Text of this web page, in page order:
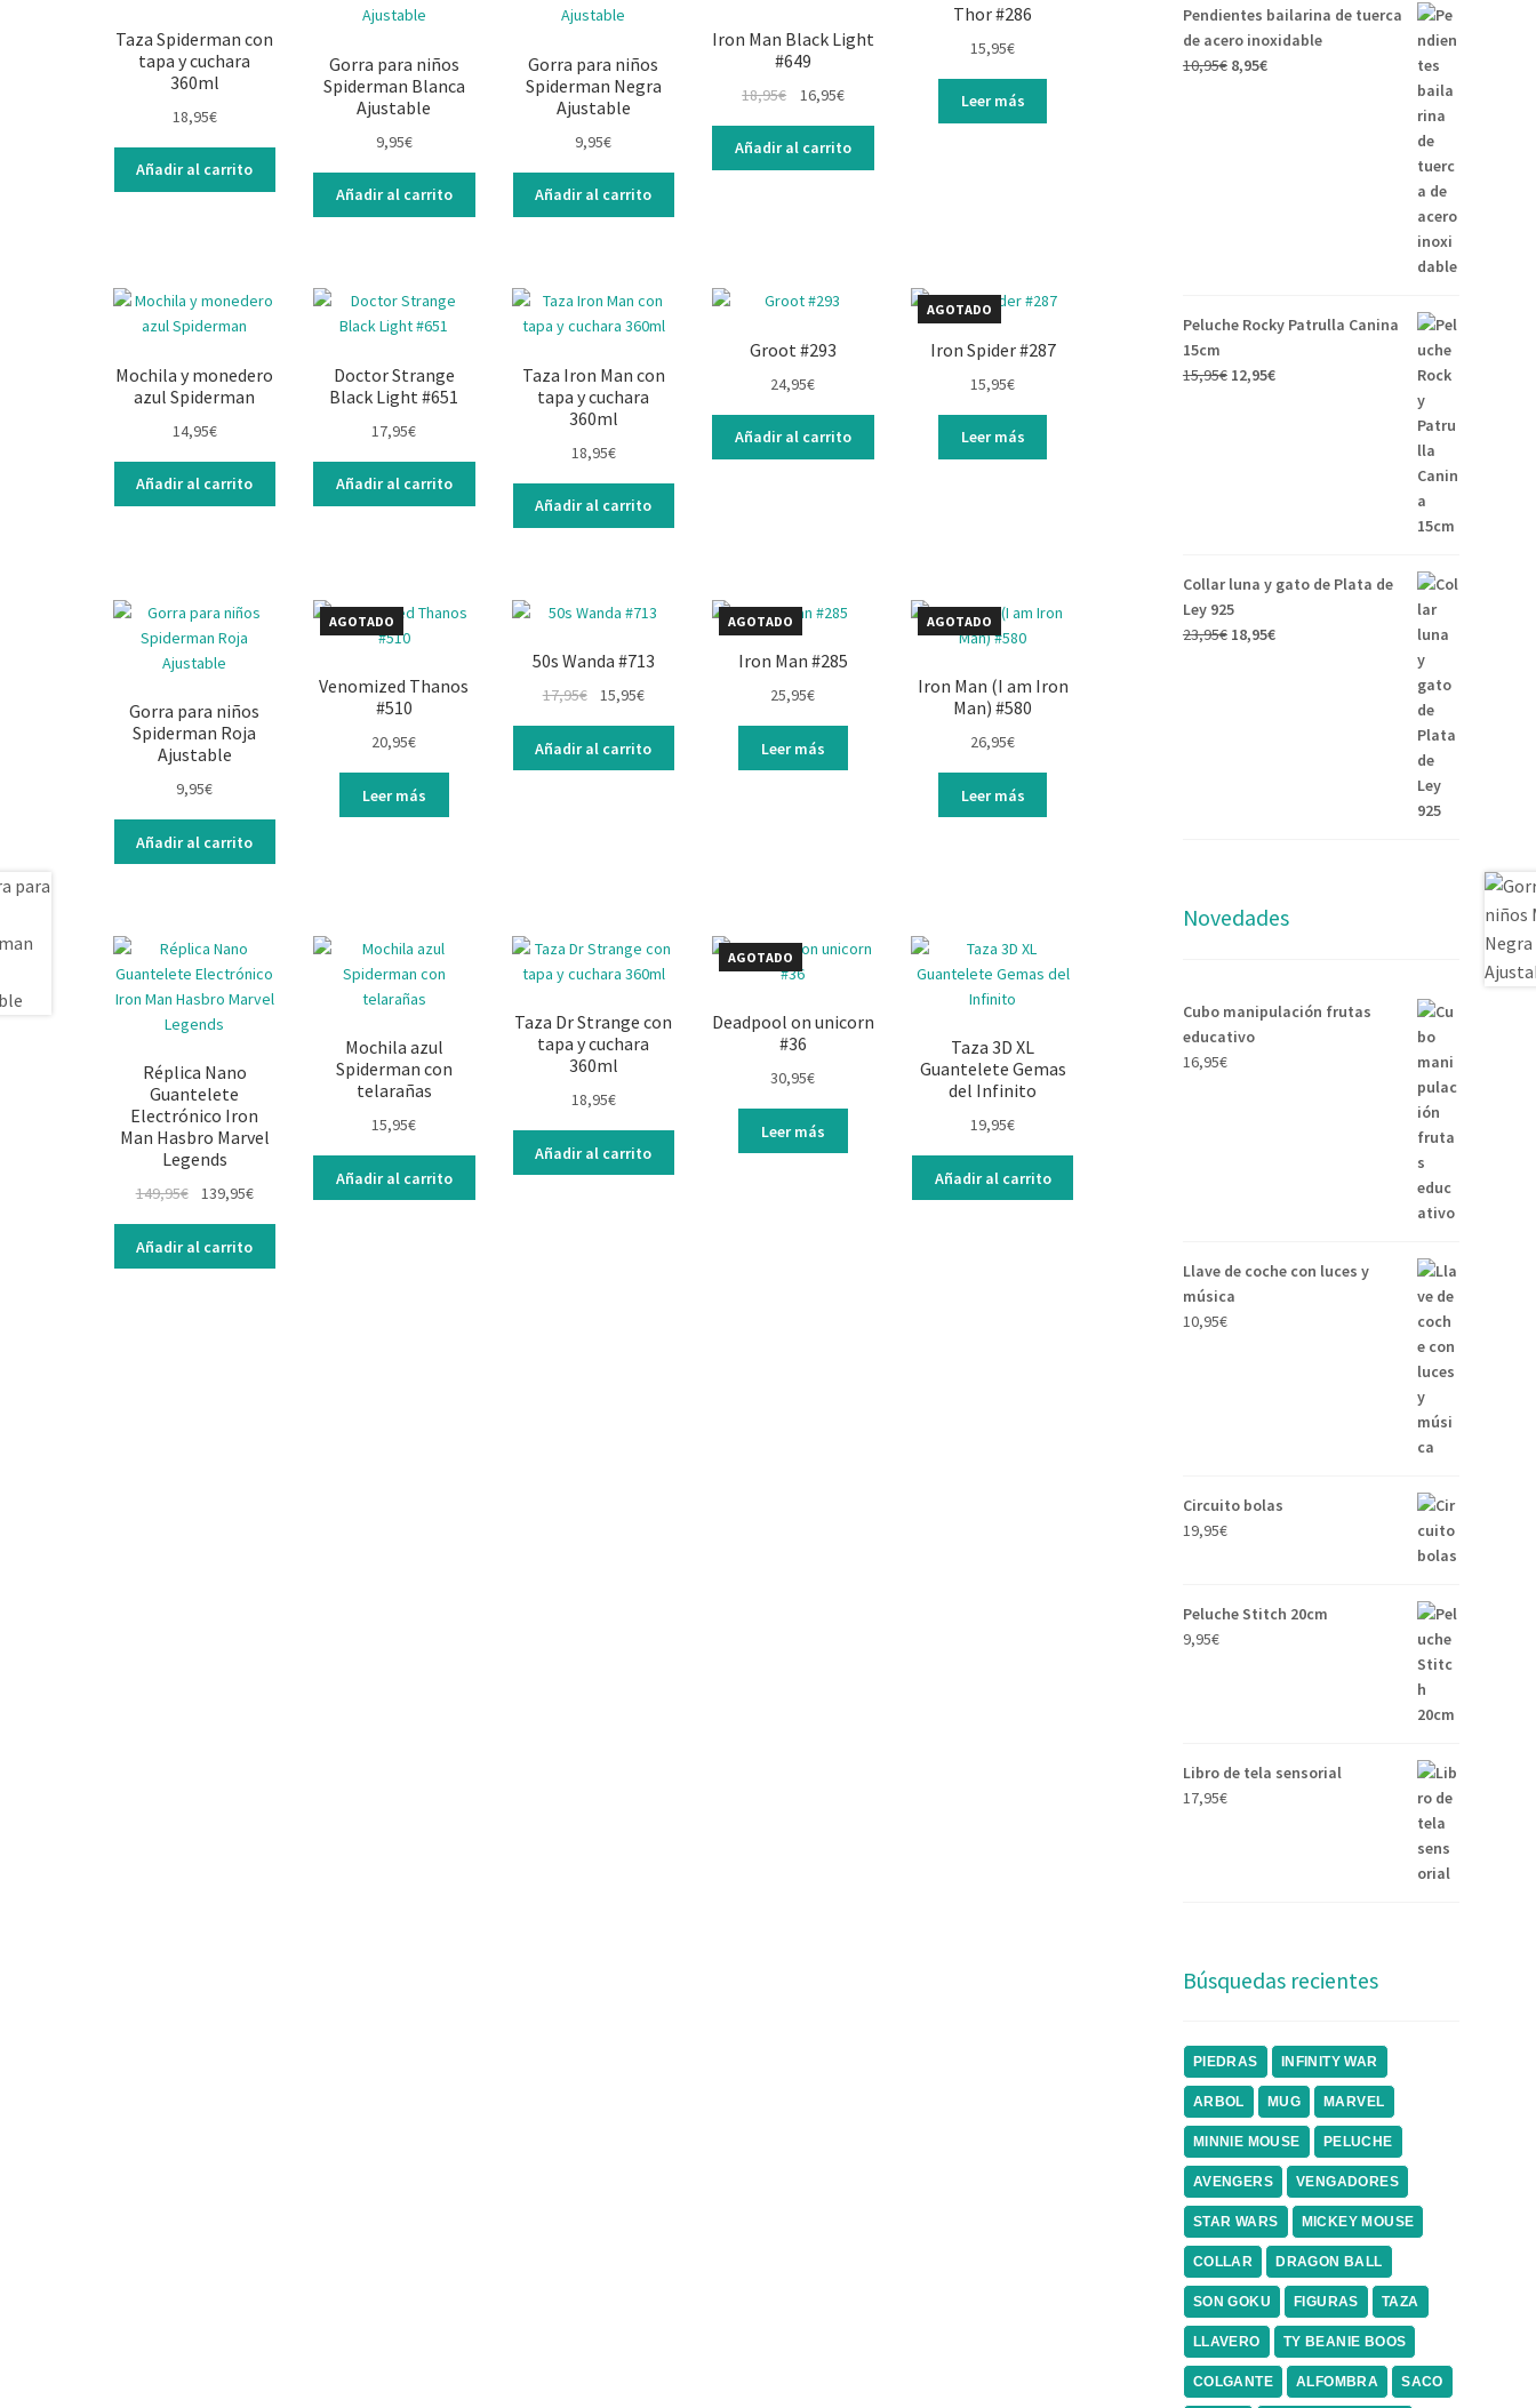
Taza Spiderman con
tapa y cuchara
360ml
18,95€
Añadir al carrito
Gorra para niños
Spiderman Blanca
Ajustable
9,95€
Añadir al carrito
Gorra para niños
Spiderman Negra
Ajustable
9,95€
Añadir al carrito
Iron Man Black Light
#649
18,95€ 16,95€
Añadir al carrito
Thor #286
15,95€
Leer más
Mochila y monedero
azul Spiderman
14,95€
Añadir al carrito
Doctor Strange
Black Light #651
17,95€
Añadir al carrito
Taza Iron Man con
tapa y cuchara
360ml
18,95€
Añadir al carrito
Groot #293
24,95€
Añadir al carrito
AGOTADO
Iron Spider #287
15,95€
Leer más
Gorra para niños
Spiderman Roja
Ajustable
9,95€
Añadir al carrito
AGOTADO
Venomized Thanos
#510
20,95€
Leer más
50s Wanda #713
17,95€ 15,95€
Añadir al carrito
AGOTADO
Iron Man #285
25,95€
Leer más
AGOTADO
Iron Man (I am Iron
Man) #580
26,95€
Leer más
Réplica Nano
Guantelete
Electrónico Iron
Man Hasbro Marvel
Legends
149,95€ 139,95€
Añadir al carrito
Mochila azul
Spiderman con
telarañas
15,95€
Añadir al carrito
Taza Dr Strange con
tapa y cuchara
360ml
18,95€
Añadir al carrito
AGOTADO
Deadpool on unicorn
#36
30,95€
Leer más
Taza 3D XL
Guantelete Gemas
del Infinito
19,95€
Añadir al carrito
Pendientes bailarina de tuerca
de acero inoxidable
10,95€ 8,95€
Peluche Rocky Patrulla Canina
15cm
15,95€ 12,95€
Collar luna y gato de Plata de
Ley 925
23,95€ 18,95€
Novedades
Cubo manipulación frutas
educativo
16,95€
Llave de coche con luces y
música
10,95€
Circuito bolas
19,95€
Peluche Stitch 20cm
9,95€
Libro de tela sensorial
17,95€
Búsquedas recientes
PIEDRAS INFINITY WAR
ARBOL MUG MARVEL
MINNIE MOUSE PELUCHE
AVENGERS VENGADORES
STAR WARS MICKEY MOUSE
COLLAR DRAGON BALL
SON GOKU FIGURAS TAZA
LLAVERO TY BEANIE BOOS
COLGANTE ALFOMBRA SACO